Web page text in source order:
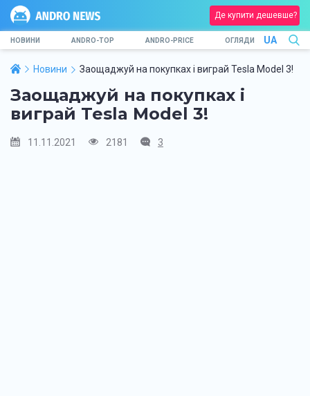
Де купити дешевше?
НОВИНИ ANDRO-TOP ANDRO-PRICE ОГЛЯДИ UA
Новини Заощаджуй на покупках і виграй Tesla Model 3!
Заощаджуй на покупках і
виграй Tesla Model 3!
11.11.2021 2181 3